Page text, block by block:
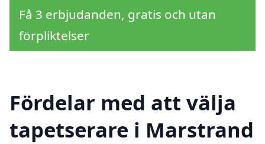
Få 3 erbjudanden, gratis och utan
förpliktelser
Fördelar med att välja
tapetserare i Marstrand